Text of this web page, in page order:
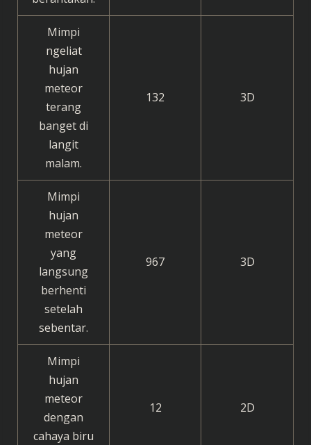
Mimpi
ngeliat
hujan
meteor
terang
banget di
langit
malam.
132 3D
Mimpi
hujan
meteor
yang
langsung
berhenti
setelah
sebentar.
967 3D
Mimpi
hujan
meteor
dengan
cahaya biru
12 2D